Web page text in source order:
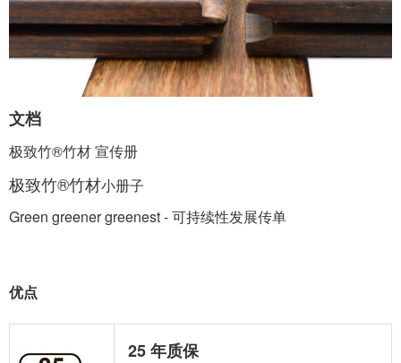
文档
极致竹®竹材宣传册
极致竹®竹材小册子
Green greener greenest - 可持续性发展传单
优点
25 年质保